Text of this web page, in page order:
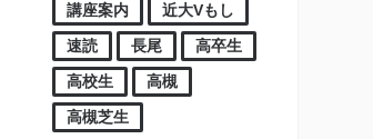
講座案内
近大Vもし
速読
長尾
高卒生
高校生
高槻
高槻芝生